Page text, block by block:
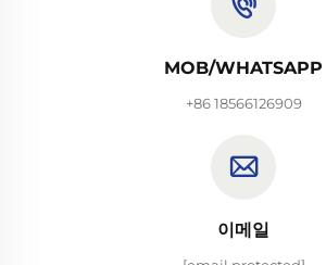
MOB/WHATSAPP
+86 18566126909
이메일